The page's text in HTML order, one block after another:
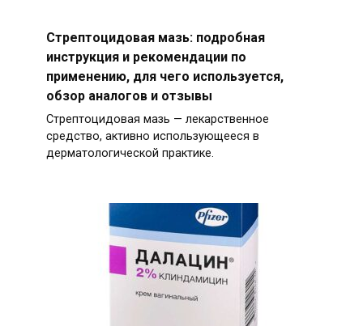
Стрептоцидовая мазь: подробная
инструкция и рекомендации по
применению, для чего используется,
обзор аналогов и отзывы
Стрептоцидовая мазь — лекарственное
средство, активно использующееся в
дерматологической практике.